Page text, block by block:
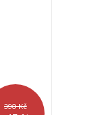
398 Kč